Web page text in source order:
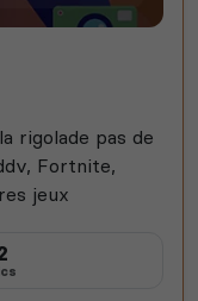
rigolade pas de
Fortnite,
jeux